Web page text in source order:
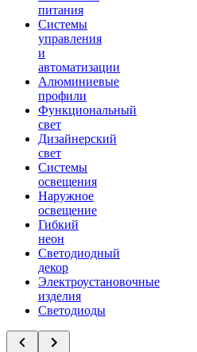
питания
Системы
управления
и
автоматизации
Алюминиевые
профили
Функциональный
свет
Дизайнерский
свет
Системы
освещения
Наружное
освещение
Гибкий
неон
Светодиодный
декор
Электроустановочные
изделия
Светодиоды